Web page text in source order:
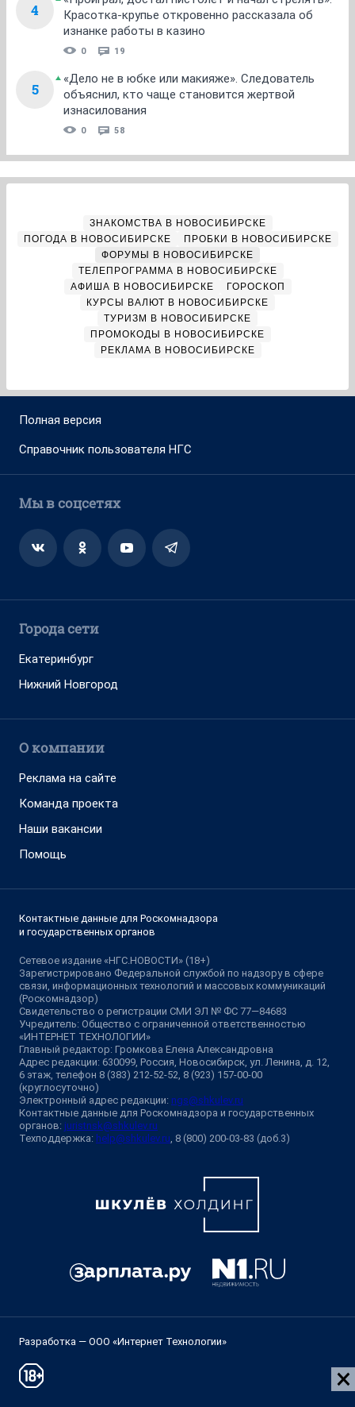
4
Красотка-крупье откровенно рассказала об
изнанке работы в казино
0 19
5
«Дело не в юбке или макияже». Следователь
объяснил, кто чаще становится жертвой
изнасилования
0 58
ЗНАКОМСТВА В НОВОСИБИРСКЕ
ПОГОДА В НОВОСИБИРСКЕ
ПРОБКИ В НОВОСИБИРСКЕ
ФОРУМЫ В НОВОСИБИРСКЕ
ТЕЛЕПРОГРАММА В НОВОСИБИРСКЕ
АФИША В НОВОСИБИРСКЕ
ГОРОСКОП
КУРСЫ ВАЛЮТ В НОВОСИБИРСКЕ
ТУРИЗМ В НОВОСИБИРСКЕ
ПРОМОКОДЫ В НОВОСИБИРСКЕ
РЕКЛАМА В НОВОСИБИРСКЕ
Полная версия
Справочник пользователя НГС
Мы в соцсетях
Города сети
Екатеринбург
Нижний Новгород
О компании
Реклама на сайте
Команда проекта
Наши вакансии
Помощь
Контактные данные для Роскомнадзора
и государственных органов
Сетевое издание «НГС.НОВОСТИ» (18+)
Зарегистрировано Федеральной службой по надзору в сфере
связи, информационных технологий и массовых коммуникаций
(Роскомнадзор)
Свидетельство о регистрации СМИ ЭЛ № ФС 77—84683
Учредитель: Общество с ограниченной ответственностью
«ИНТЕРНЕТ ТЕХНОЛОГИИ»
Главный редактор: Громкова Елена Александровна
Адрес редакции: 630099, Россия, Новосибирск, ул. Ленина, д. 12,
6 этаж, телефон 8 (383) 212-52-52, 8 (923) 157-00-00
(круглосуточно)
Электронный адрес редакции: ngs@shkulev.ru
Контактные данные для Роскомнадзора и государственных
органов: juristnsk@shkulev.ru
Техподдержка: help@shkulev.ru , 8 (800) 200-03-83 (доб.3)
Разработка — ООО «Интернет Технологии»